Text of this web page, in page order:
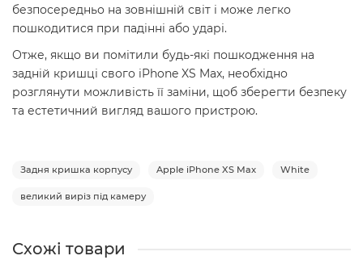
безпосередньо на зовнішній світ і може легко
пошкодитися при падінні або ударі.
Отже, якщо ви помітили будь-які пошкодження на
задній кришці свого iPhone XS Max, необхідно
розглянути можливість її заміни, щоб зберегти безпеку
та естетичний вигляд вашого пристрою.
Задня кришка корпусу Apple iPhone XS Max White
великий виріз під камеру
Схожі товари